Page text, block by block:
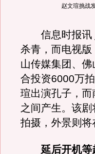
赵文瑄挑战
信息时报讯
杀青，而电视
山传媒集团、
合投资6000万
瑄出演孔子，
之间产生。该
拍摄，外景则
延后开机等